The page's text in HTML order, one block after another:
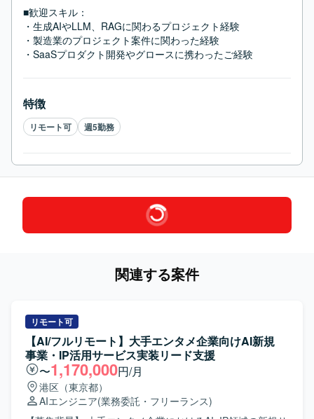
■歓迎スキル：
・生成AIやLLM、RAGに関わるプロジェクト経験
・製造業のプロジェクト案件に関わった経験
・SaaSプロダクト開発やグロースに携わったご経験
特徴
リモート可 週5勤務
関連する案件
リモート可
【AI/フルリモート】大手エンタメ企業向けAI新規
事業・IP活用サービス実装リード支援
〜1,170,000円/月
港区（東京都）
AIエンジニア(業務委託・フリーランス)